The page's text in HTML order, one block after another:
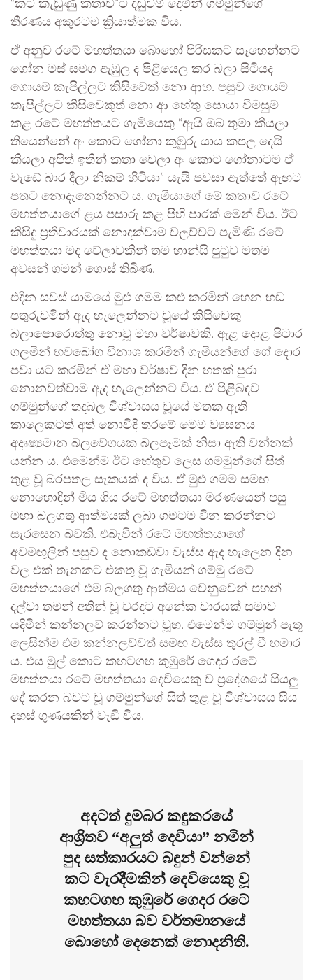
“කට කැඩුණු කතාව”ට දඬුවම් දෙමින් ගම්මුන්ගේ
තීරණය අකුරටම ක්‍රියාත්මක විය.
ඒ අනුව රටේ මහත්තයා බොහෝ පිරිසකට සෑහෙන්නට
ගෝන මස් සමග ඇඹුල ද පිළියෙල කර බලා සිටියද
ගොයම් කැපිල්ලට කිසිවෙක් නො ආහ. පසුව ගොයම්
කැපිල්ලට කිසිවෙකුත් නො ආ හේතු සොයා විමසුම්
කළ රටේ මහත්තයට ගැමියෙකු “ඇයි ඔබ තුමා කියලා
තියෙන්නේ අං කොට ගෝනා කුඹුරු යාය කපල දෙයි
කියලා අපිත් ඉතින් කතා වෙලා අං කොට ගෝනාටම ඒ
වැඩේ බාර දීලා නිකම් හිටියා” යැයි පවසා ඇත්තේ ඇඟට
පතට නොදැනෙන්නට ය. ගැමියාගේ මේ කතාව රටේ
මහත්තයාගේ ළය පසාරු කළ පිහි පාරක් මෙන් විය. ඊට
කිසිදු ප්‍රතිචාරයක් නොදක්වාම වලව්වට පැමිණි රටේ
මහත්තයා මද වේලාවකින් තම හාන්සි පුටුව මතම
අවසන් ගමන් ගොස් තිබිණ.
එදින සවස් යාමයේ මුළු ගමම කළු කරමින් හෙන හඬ
පතුරුවමින් ඇද හැලෙන්නට වූයේ කිසිවෙකු
බලාපොරොත්තු නොවූ මහා වර්ෂාවකි. ඇළ දොළ පිටාර
ගලමින් භවබෝග විනාශ කරමින් ගැමියන්ගේ ගේ දොර
පවා යට කරමින් ඒ මහා වර්ෂාව දින හතක් පුරා
නොනවත්වාම ඇද හැලෙන්නට විය. ඒ පිළිබඳව
ගම්මුන්ගේ තදබල විශ්වාසය වූයේ මතක ඇති
කාලෙකටත් අත් නොවිඳි තරමේ මෙම ව්‍යසනය
අදෘෂ්‍යමාන බලවේගයක බලපෑමක් නිසා ඇති වන්නක්
යන්න ය. එමෙන්ම ඊට හේතුව ලෙස ගම්මුන්ගේ සිත්
තුළ වූ බරපතල සැකයක් ද විය. ඒ මුළු ගමම සමඟ
නොහොඳින් මිය ගිය රටේ මහත්තයා මරණයෙන් පසු
මහා බලගතු ආත්මයක් ලබා ගමටම වින කරන්නට
සැරසෙන බවකි. එබැවින් රටේ මහත්තයාගේ
අවමඟුලින් පසුව ද නොකඩවා වැස්ස ඇද හැලෙන දින
වල එක් තැනකට එකතු වූ ගැමියන් ගම්මු රටේ
මහත්තයාගේ එම බලගතු ආත්මය වෙනුවෙන් පහන්
දල්වා තමන් අතින් වූ වරදට අනේක වාරයක් සමාව
යදිමින් කන්නලව් කරන්නට වූහ. එමෙන්ම ගම්මුන් පැතූ
ලෙසින්ම එම කන්නලව්වත් සමඟ වැස්ස තුරල් වී හමාර
ය. එය මුල් කොට කහටගහ කුඹුරේ ගෙදර රටේ
මහත්තයා රටේ මහත්තයා දෙවියෙකු ව ප්‍රදේශයේ සියලු
දේ කරන බවට වූ ගම්මුන්ගේ සිත් තුළ වූ විශ්වාසය සිය
දහස් ගුණයකින් වැඩි විය.
අදටත් දුම්බර කඳුකරයේ
ආශ්‍රිතව “අලුත් දෙවියා” නමින්
පුද සත්කාරයට බඳුන් වන්නේ
කට වැරදීමකින් දෙවියෙකු වූ
කහටගහ කුඹුරේ ගෙදර රටේ
මහත්තයා බව වර්තමානයේ
බොහෝ දෙනෙක් නොදනිති.